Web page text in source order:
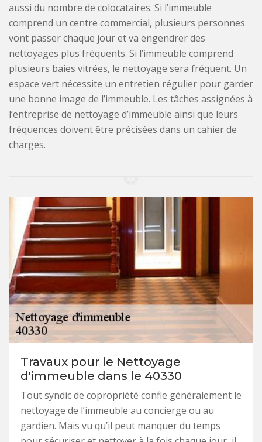
aussi du nombre de colocataires. Si l’immeuble
comprend un centre commercial, plusieurs personnes
vont passer chaque jour et va engendrer des
nettoyages plus fréquents. Si l’immeuble comprend
plusieurs baies vitrées, le nettoyage sera fréquent. Un
espace vert nécessite un entretien régulier pour garder
une bonne image de l’immeuble. Les tâches assignées à
l’entreprise de nettoyage d’immeuble ainsi que leurs
fréquences doivent être précisées dans un cahier de
charges.
Travaux pour le Nettoyage
d'immeuble dans le 40330
Tout syndic de copropriété confie généralement le
nettoyage de l’immeuble au concierge ou au
gardien. Mais vu qu’il peut manquer du temps